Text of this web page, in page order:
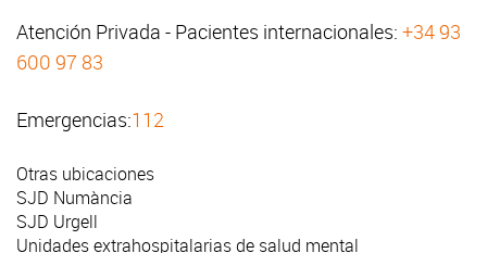
Atención Privada - Pacientes internacionales: +34 93
600 97 83
Emergencias:112
Otras ubicaciones
SJD Numància
SJD Urgell
Unidades extrahospitalarias de salud mental